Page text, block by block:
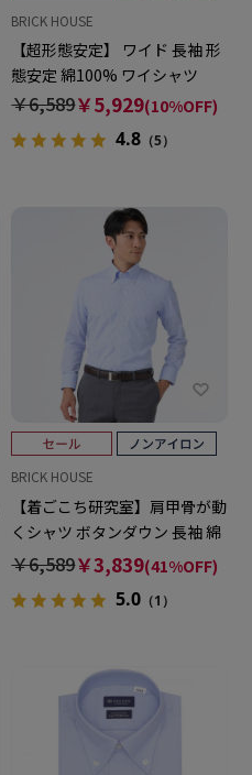
BRICK HOUSE
【超形態安定】 ワイド 長袖 形
態安定 綿100% ワイシャツ
￥6,589￥5,929(10%OFF)
4.8 （5）
BRICK HOUSE
【着ごこち研究室】肩甲骨が動
くシャツ ボタンダウン 長袖 綿
100% 形態安定 ワイシャツ
￥6,589￥3,839(41%OFF)
5.0 （1）